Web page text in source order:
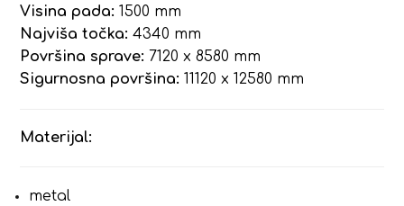
Visina pada: 1500 mm
Najviša točka: 4340 mm
Površina sprave: 7120 x 8580 mm
Sigurnosna površina: 11120 x 12580 mm
Materijal:
metal